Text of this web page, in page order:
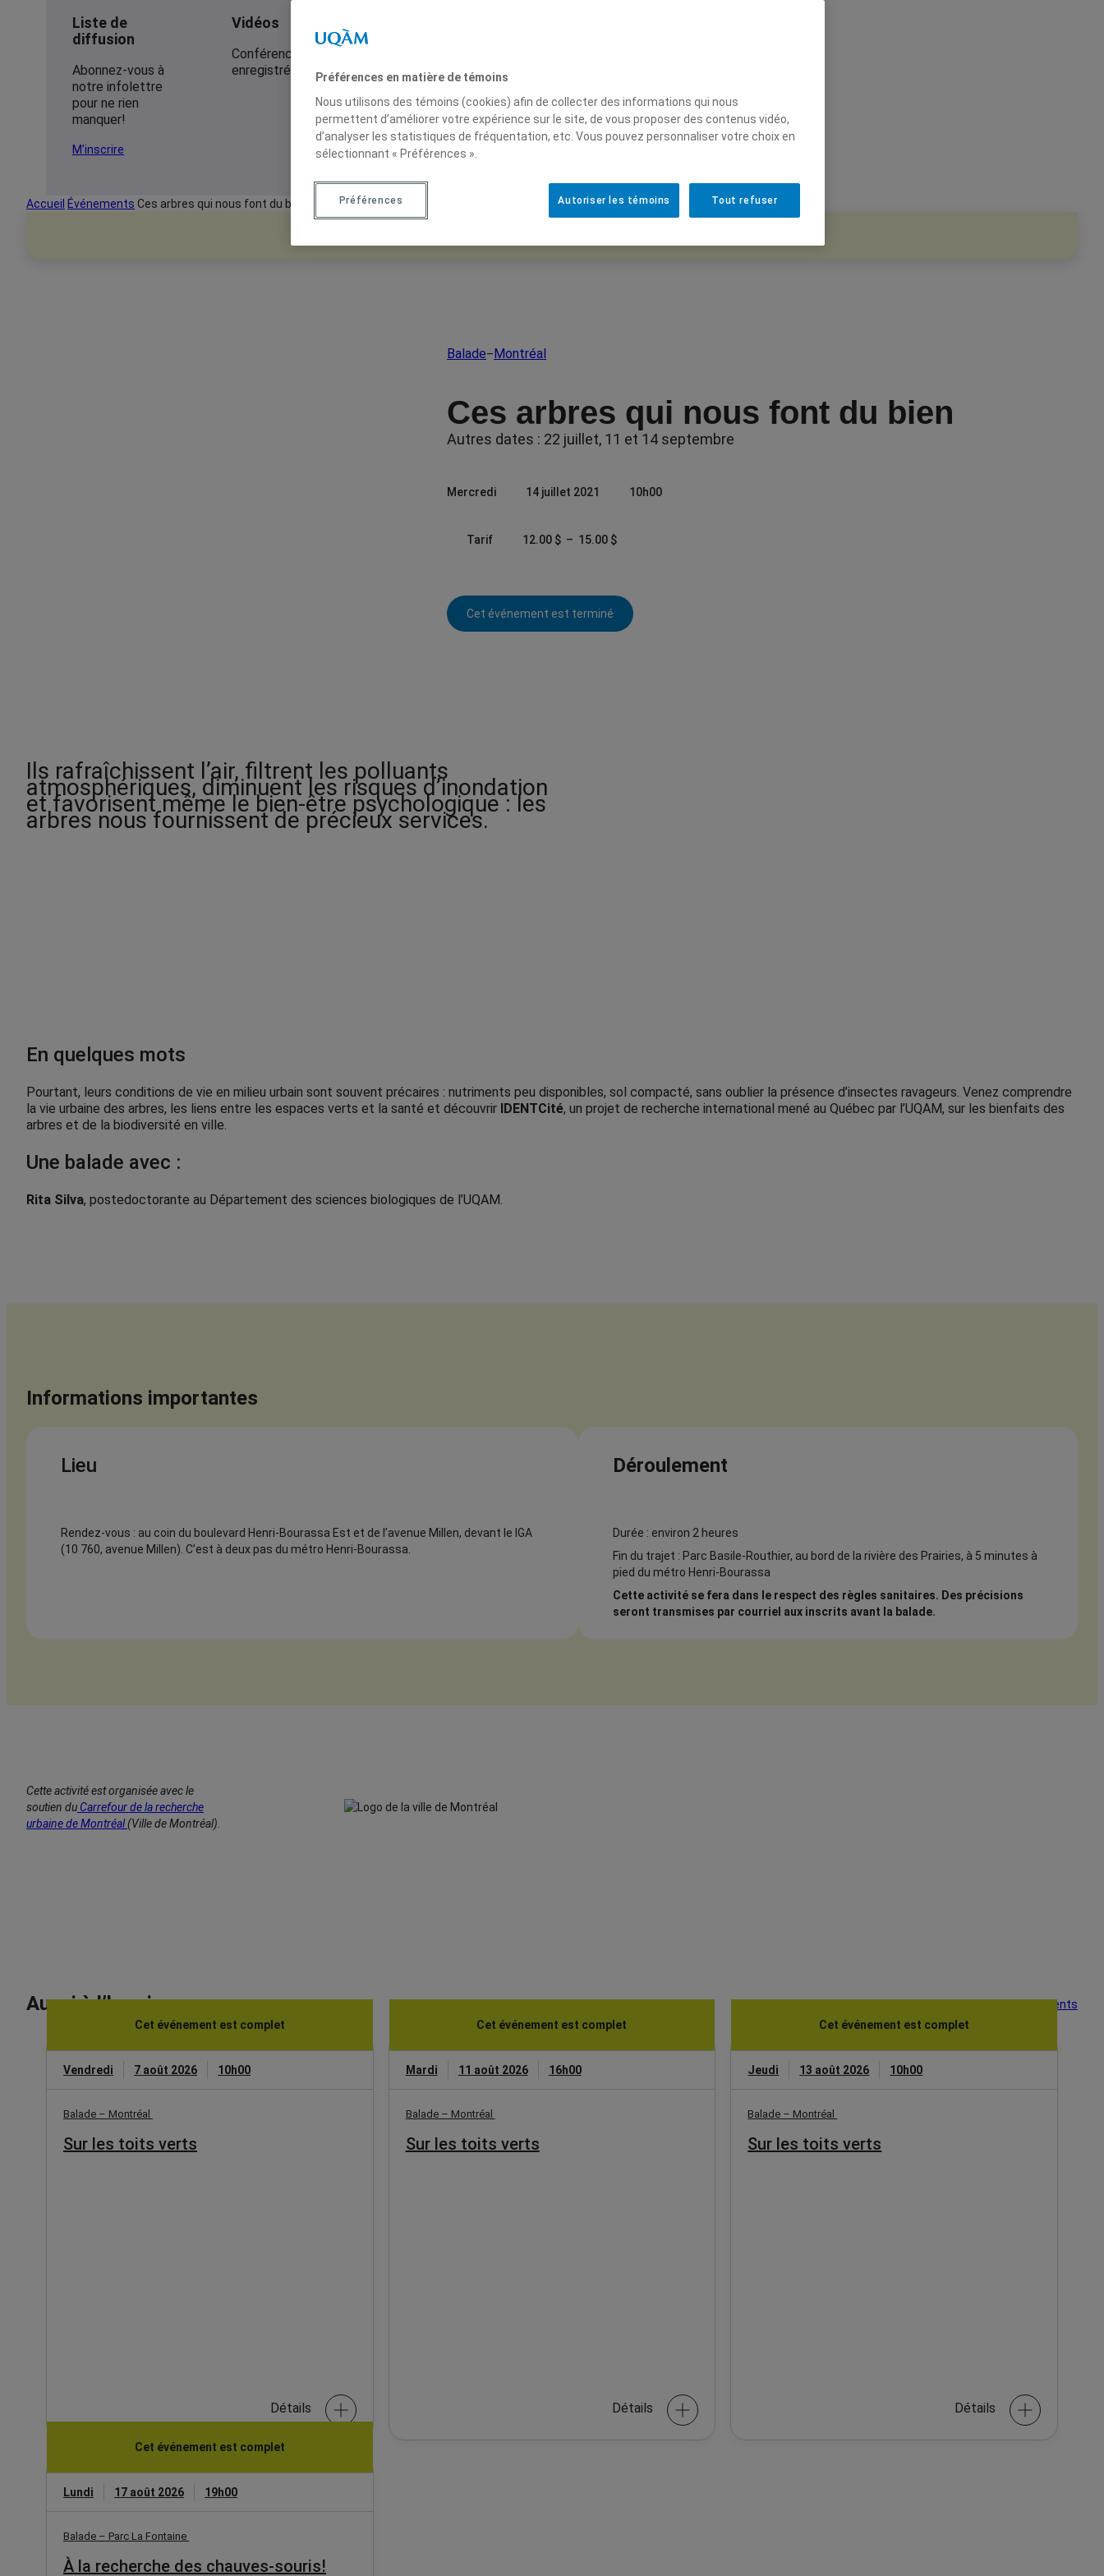
Liste de
diffusion
Abonnez-vous à
notre infolettre
pour ne rien
manquer!
M’inscrire
Vidéos
Conférences
enregistrées
Accueil Événements Ces arbres qui nous font du bien
Balade–Montréal
Ces arbres qui nous font du bien
Autres dates : 22 juillet, 11 et 14 septembre
Mercredi 14 juillet 2021 10h00
Tarif 12.00 $ – 15.00 $P
Cet événement est terminé
Ils rafraîchissent l’air, filtrent les polluants
atmosphériques, diminuent les risques d’inondation
et favorisent même le bien-être psychologique : les
arbres nous fournissent de précieux services.
En quelques mots
Pourtant, leurs conditions de vie en milieu urbain sont souvent précaires : nutriments peu disponibles, sol compacté, sans oublier la présence d’insectes ravageurs. Venez comprendre
la vie urbaine des arbres, les liens entre les espaces verts et la santé et découvrir IDENTCité, un projet de recherche international mené au Québec par l’UQAM, sur les bienfaits des
arbres et de la biodiversité en ville.
Une balade avec :
Rita Silva, postedoctorante au Département des sciences biologiques de l’UQAM.
Informations importantes
Lieu
Rendez-vous : au coin du boulevard Henri-Bourassa Est et de l’avenue Millen, devant le IGA
(10 760, avenue Millen). C’est à deux pas du métro Henri-Bourassa.
Déroulement
Durée : environ 2 heures
Fin du trajet : Parc Basile-Routhier, au bord de la rivière des Prairies, à 5 minutes à
pied du métro Henri-Bourassa
Cette activité se fera dans le respect des règles sanitaires. Des précisions
seront transmises par courriel aux inscrits avant la balade.
Cette activité est organisée avec le
soutien du Carrefour de la recherche
urbaine de Montréal(Ville de Montréal).
Aussi à l’horaire
Voir tous les événements
Cet événement est complet
Vendredi 7 août 2026 10h00
Balade – Montréal
Sur les toits verts
Détails
Cet événement est complet
Mardi 11 août 2026 16h00
Balade – Montréal
Sur les toits verts
Détails
Cet événement est complet
Jeudi 13 août 2026 10h00
Balade – Montréal
Sur les toits verts
Détails
Cet événement est complet
Lundi 17 août 2026 19h00
Balade – Parc La Fontaine
À la recherche des chauves-souris!
Préférences en matière de témoins
Nous utilisons des témoins (cookies) afin de collecter des informations qui nous
permettent d’améliorer votre expérience sur le site, de vous proposer des contenus vidéo,
d’analyser les statistiques de fréquentation, etc. Vous pouvez personnaliser votre choix en
sélectionnant « Préférences ».
Tout refuser
Autoriser les témoins
Préférences